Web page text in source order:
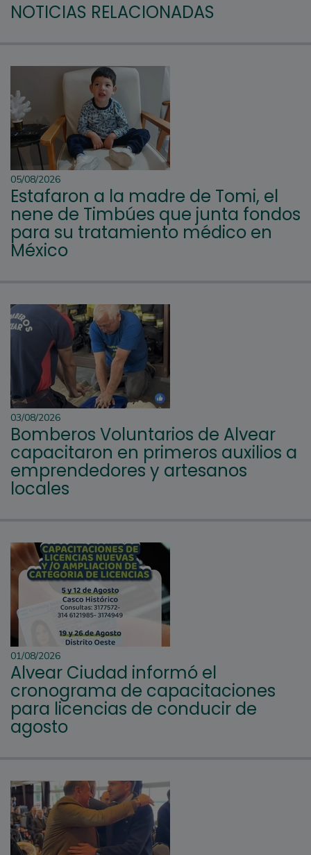
NOTICIAS RELACIONADAS
05/08/2026
Estafaron a la madre de Tomi, el
nene de Timbúes que junta fondos
para su tratamiento médico en
México
03/08/2026
Bomberos Voluntarios de Alvear
capacitaron en primeros auxilios a
emprendedores y artesanos
locales
01/08/2026
Alvear Ciudad informó el
cronograma de capacitaciones
para licencias de conducir de
agosto